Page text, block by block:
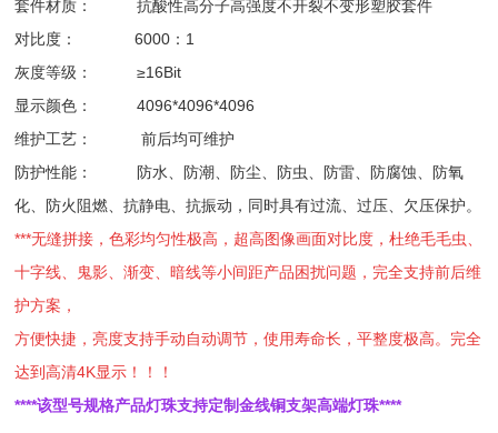
套件材质： 抗酸性高分子高强度不开裂不变形塑胶套件
对比度： 6000：1
灰度等级： ≥16Bit
显示颜色： 4096*4096*4096
维护工艺： 前后均可维护
防护性能： 防水、防潮、防尘、防虫、防雷、防腐蚀、防氧
化、防火阻燃、抗静电、抗振动，同时具有过流、过压、欠压保护。
***无缝拼接，色彩均匀性极高，超高图像画面对比度，杜绝毛毛虫、
十字线、鬼影、渐变、暗线等小间距产品困扰问题，完全支持前后维
护方案，
方便快捷，亮度支持手动自动调节，使用寿命长，平整度极高。完全
达到高清4K显示！！！
****该型号规格产品灯珠支持定制金线铜支架高端灯珠****